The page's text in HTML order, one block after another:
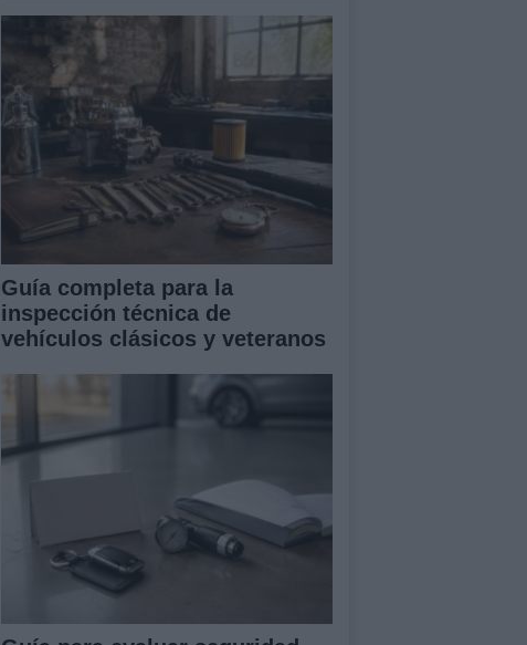
Guía completa para la
inspección técnica de
vehículos clásicos y veteranos